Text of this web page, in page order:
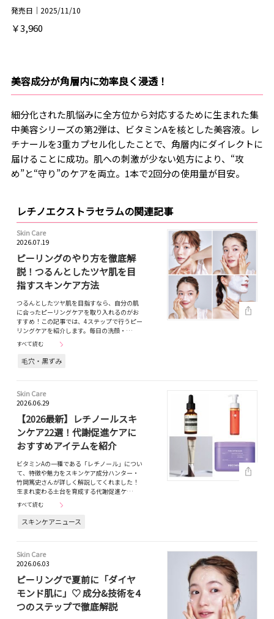
発売日｜2025/11/10
￥3,960
美容成分が角層内に効率良く浸透！
細分化された肌悩みに全方位から対応するために生まれた集
中美容シリーズの第2弾は、ビタミンAを核とした美容液。レ
チナールを3重カプセル化したことで、角層内にダイレクトに
届けることに成功。肌への刺激が少ない処方により、“攻
め”と“守り”のケアを両立。1本で2回分の使用量が目安。
レチノエクストラセラムの関連記事
Skin Care
2026.07.19
ピーリングのやり方を徹底解
説！つるんとしたツヤ肌を目
指すスキンケア方法
つるんとしたツヤ肌を目指すなら、自分の肌
に合ったピーリングケアを取り入れるのがお
すすめ！この記事では、4ステップで行うピー
リングケアを紹介します。毎日の洗顔・…
すべて読む
毛穴・黒ずみ
Skin Care
2026.06.29
【2026最新】レチノールスキ
ンケア22選！代謝促進ケアに
おすすめアイテムを紹介
ビタミンAの一種である「レチノール」につい
て、特徴や魅力をスキンケア成分ハンター・
竹岡篤史さんが詳しく解説してくれました！
生まれ変わる土台を育成する代謝促進ケ…
すべて読む
スキンケアニュース
Skin Care
2026.06.03
ピーリングで夏前に「ダイヤ
モンド肌に」♡ 成分&技術を4
つのステップで徹底解説